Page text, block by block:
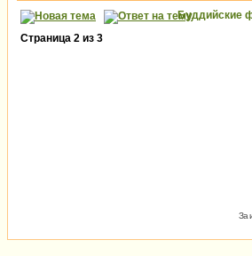
Буддийские
Страница 2 из 3
За